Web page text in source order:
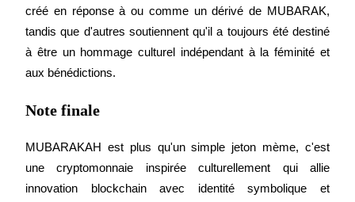
créé en réponse à ou comme un dérivé de MUBARAK,
tandis que d'autres soutiennent qu'il a toujours été destiné
à être un hommage culturel indépendant à la féminité et
aux bénédictions.
Note finale
MUBARAKAH est plus qu'un simple jeton mème, c'est
une cryptomonnaie inspirée culturellement qui allie
innovation blockchain avec identité symbolique et